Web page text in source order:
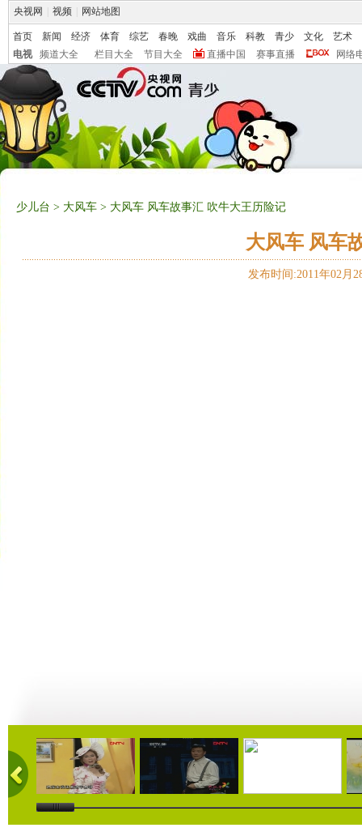
央视网 视频 网站地图
首页 新闻 经济 体育 综艺 春晚 戏曲 音乐 科教 青少 文化
艺术
电视
频道大全 栏目大全 节目大全 直播中国 赛事直播 网络
少儿台 > 大风车 > 大风车 风车故事汇 吹牛大王历险记
大风车 风车
发布时间:2011年02月
04:59 17:28 04:59